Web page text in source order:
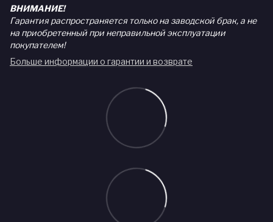
ВНИМАНИЕ!
Гарантия распространяется только на заводской брак, а не
на приобретенный при неправильной эксплуатации
покупателем!
Больше информации о гарантии и возврате